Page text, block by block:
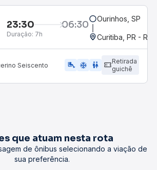
23:30 06:30
Duração: 7h
Ourinhos, SP
Curitiba, PR -
Seiscento airline_seat_legroom_extra ac_unit wc
Retirada
guichê
que atuam nesta rota
de ônibus selecionando a viação de
sua preferência.